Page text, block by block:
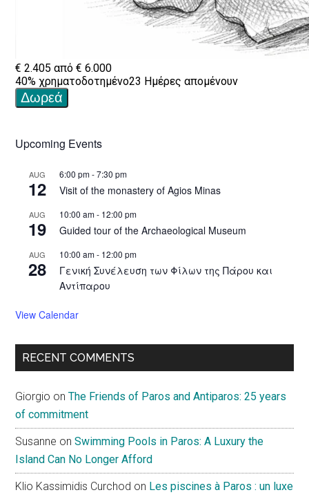
Upcoming Events
AUG
12
6:00 pm-7:30 pm
Visit of the monastery of Agios Minas
AUG
19
10:00 am- 12:00 pm
Guided tour of the Archaeological Museum
AUG
28
10:00 am- 12:00 pm
Γενική Συνέλευση των Φίλων της Πάρου και
Αντίπαρου
View Calendar
RECENT COMMENTS
Giorgio onThe Friends of Paros and Antiparos: 25 years
of commitment
Susanne onSwimming Pools in Paros: A Luxury the
Island Can No Longer Afford
Klio Kassimidis Curchod on Les piscines à Paros : un luxe